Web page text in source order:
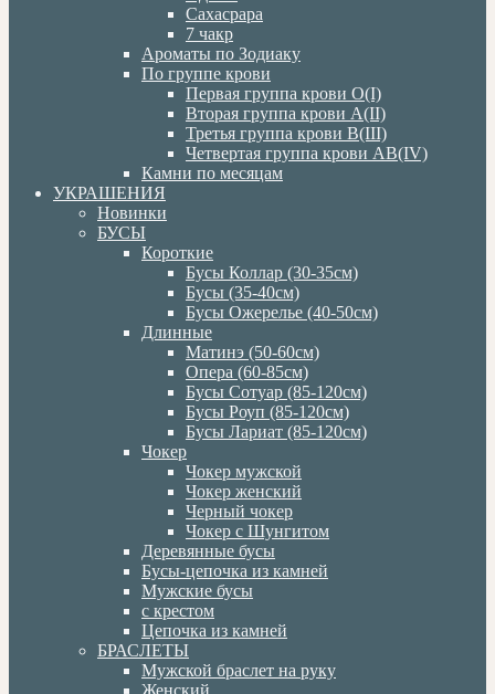
Сахасрара
7 чакр
Ароматы по Зодиаку
По группе крови
Первая группа крови О(I)
Вторая группа крови А(II)
Третья группа крови В(III)
Четвертая группа крови АВ(IV)
Камни по месяцам
УКРАШЕНИЯ
Новинки
БУСЫ
Короткие
Бусы Коллар (30-35см)
Бусы (35-40см)
Бусы Ожерелье (40-50см)
Длинные
Матинэ (50-60см)
Опера (60-85см)
Бусы Сотуар (85-120см)
Бусы Роуп (85-120см)
Бусы Лариат (85-120см)
Чокер
Чокер мужской
Чокер женский
Черный чокер
Чокер с Шунгитом
Деревянные бусы
Бусы-цепочка из камней
Мужские бусы
с крестом
Цепочка из камней
БРАСЛЕТЫ
Мужской браслет на руку
Женский